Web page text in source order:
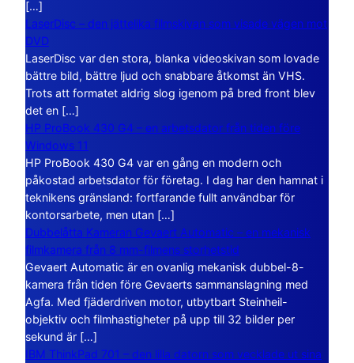
[…]
LaserDisc – den jättelika filmskivan som visade vägen mot
DVD
LaserDisc var den stora, blanka videoskivan som lovade
bättre bild, bättre ljud och snabbare åtkomst än VHS.
Trots att formatet aldrig slog igenom på bred front blev
det en […]
HP ProBook 430 G4 – en arbetsdator från tiden före
Windows 11
HP ProBook 430 G4 var en gång en modern och
påkostad arbetsdator för företag. I dag har den hamnat i
teknikens gränsland: fortfarande fullt användbar för
kontorsarbete, men utan […]
Dubbelåtta Kameran Gevaert Automatic – en mekanisk
filmkamera från 8 mm-filmens storhetstid
Gevaert Automatic är en ovanlig mekanisk dubbel-8-
kamera från tiden före Gevaerts sammanslagning med
Agfa. Med fjäderdriven motor, utbytbart Steinheil-
objektiv och filmhastigheter på upp till 32 bilder per
sekund är […]
IBM ThinkPad 701 – den lilla datorn som vecklade ut sina